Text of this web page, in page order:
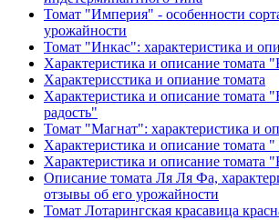
Томат "Империя" - особенности
урожайности
Томат "Инкас": характеристика и
Характеристика и описание томата
Характерисстика и опиание томата
Характеристика и описание томата
радость"
Томат "Магнат": характеристика и
Характеристика и описание томата
Характеристика и описание томата
Описание томата Ля Ля Фа,
отзывы об его урожайности
Томат Лотарингская красавица